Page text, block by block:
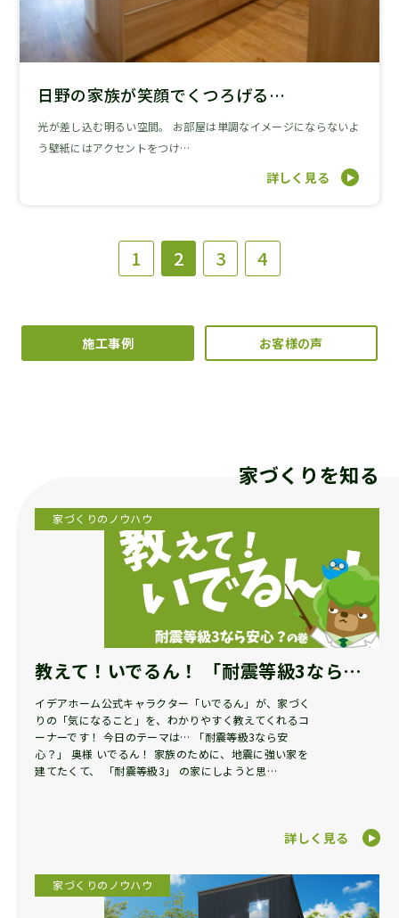
日野の家族が笑顔でくつろげる…
光が差し込む明るい空間。 お部屋は単調なイメージにならないよ
う壁紙にはアクセントをつけ…
詳しく見る
1 2 3 4
施工事例 お客様の声
家づくりを知る
家づくりのノウハウ
教えて！いでるん！ 「耐震等級3なら…
イデアホーム公式キャラクター「いでるん」が、家づく
りの「気になること」を、わかりやすく教えてくれるコ
ーナーです！ 今日のテーマは… 「耐震等級3なら安
心？」 奥様 いでるん！ 家族のために、地震に強い家を
建てたくて、 「耐震等級3」 の家にしようと思…
詳しく見る
家づくりのノウハウ